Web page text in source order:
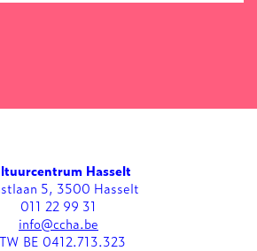
Hasselt
5, 3500 Hasselt
011 22 99 31
info@ccha.be
BE 0412.713.323